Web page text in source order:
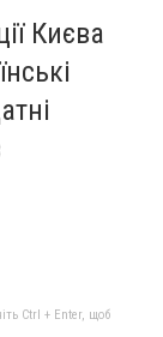
Києва
Ctrl + Enter, щоб